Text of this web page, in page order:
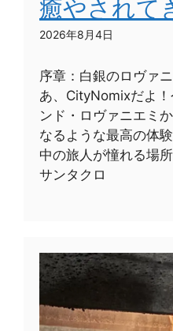
癒やされて
2026年8月4日
序章：白銀のロヴァ
あ、CityNomixだよ
ンド・ロヴァニエミ
なるような最高の体
中の旅人が憧れる場
サンタクロ